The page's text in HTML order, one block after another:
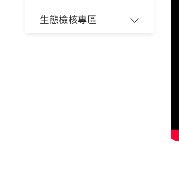
生態檢核專區